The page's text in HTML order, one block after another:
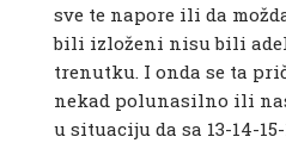
sve te napore ili da
bili izloženi nisu bili
trenutku. I onda se ta
nekad polunasilno ili
u situaciju da sa 13-14-